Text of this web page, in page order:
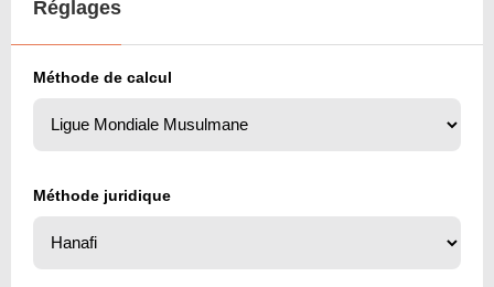
Réglages
Méthode de calcul
Méthode juridique